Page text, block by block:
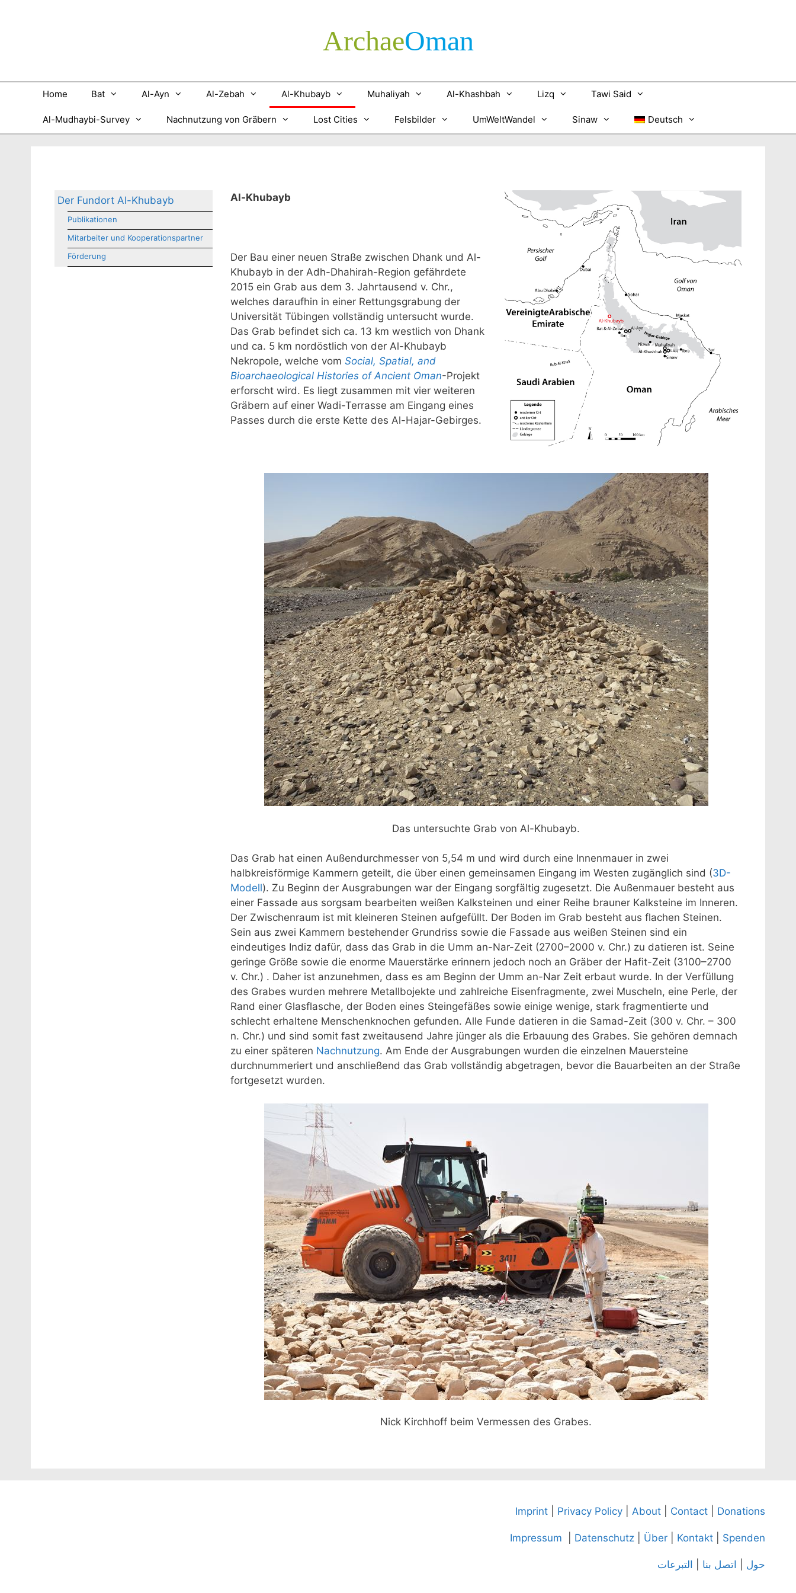
Archae­Oman
Home Bat Al-Ayn Al-Zebah Al-Khubayb Muhaliyah Al-Khashbah Lizq Tawi Said
Al-Mudhaybi-Survey Nachnutzung von Gräbern Lost Cities Felsbilder UmWeltWandel Sinaw Deutsch
Der Fundort Al-Khubayb
Publikationen
Mitarbeiter und Kooperationspartner
Förderung
Al-Khubayb
Der Bau einer neuen Straße zwischen Dhank und Al-
Khubayb in der Adh-Dhahirah-Region gefährdete
2015 ein Grab aus dem 3. Jahrtausend v. Chr.,
welches daraufhin in einer Rettungsgrabung der
Universität Tübingen vollständig untersucht wurde.
Das Grab befindet sich ca. 13 km westlich von Dhank
und ca. 5 km nordöstlich von der Al-Khubayb
Nekropole, welche vomSocial, Spatial, and
Bioarchaeological Histories of Ancient Oman-Projekt
erforscht wird. Es liegt zusammen mit vier weiteren
Gräbern auf einer Wadi-Terrasse am Eingang eines
Passes durch die erste Kette des Al-Hajar-Gebirges.
Das untersuchte Grab von Al-Khubayb.
Das Grab hat einen Außendurchmesser von 5,54 m und wird durch eine Innenmauer in zwei
halbkreisförmige Kammern geteilt, die über einen gemeinsamen Eingang im Westen zugänglich sind (3D-
Modell). Zu Beginn der Ausgrabungen war der Eingang sorgfältig zugesetzt. Die Außenmauer besteht aus
einer Fassade aus sorgsam bearbeiten weißen Kalksteinen und einer Reihe brauner Kalksteine im Inneren.
Der Zwischenraum ist mit kleineren Steinen aufgefüllt. Der Boden im Grab besteht aus flachen Steinen.
Sein aus zwei Kammern bestehender Grundriss sowie die Fassade aus weißen Steinen sind ein
eindeutiges Indiz dafür, dass das Grab in die Umm an-Nar-Zeit (2700–2000 v. Chr.) zu datieren ist. Seine
geringe Größe sowie die enorme Mauerstärke erinnern jedoch noch an Gräber der Hafit-Zeit (3100–2700
v. Chr.) . Daher ist anzunehmen, dass es am Beginn der Umm an-Nar Zeit erbaut wurde. In der Verfüllung
des Grabes wurden mehrere Metallbojekte und zahlreiche Eisenfragmente, zwei Muscheln, eine Perle, der
Rand einer Glasflasche, der Boden eines Steingefäßes sowie einige wenige, stark fragmentierte und
schlecht erhaltene Menschenknochen gefunden. Alle Funde datieren in die Samad-Zeit (300 v. Chr. – 300
n. Chr.) und sind somit fast zweitausend Jahre jünger als die Erbauung des Grabes. Sie gehören demnach
zu einer späteren Nachnutzung. Am Ende der Ausgrabungen wurden die einzelnen Mauersteine
durchnummeriert und anschließend das Grab vollständig abgetragen, bevor die Bauarbeiten an der Straße
fortgesetzt wurden.
Nick Kirchhoff beim Vermessen des Grabes.
Imprint Privacy Policy About Contact Donations
Impressum Datenschutz Über Kontakt Spenden
حول اتصل بنا التبرعات